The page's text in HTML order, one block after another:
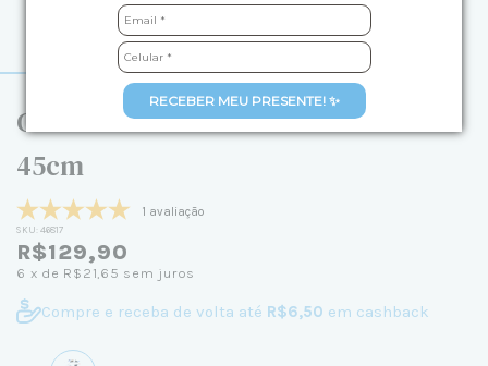
RECEBER MEU PRESENTE! ✨
Colar de Prata Círculo com Cristais
45cm
1 avaliação
SKU: 46817
R$129,90
6 x de R$21,65 sem juros
Compre e receba de volta até R$6,50 em cashback